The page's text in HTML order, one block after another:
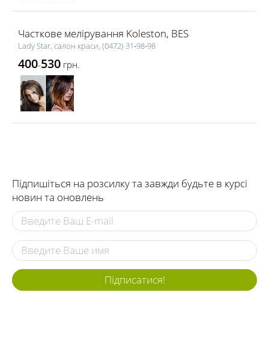
Часткове мелірування Koleston, BES
Lady Star, салон краси, (0472) 31‑98‑98
400-530 грн.
Підпишіться на розсилку та завжди будьте в курсі
новин та оновлень
Підписатися!